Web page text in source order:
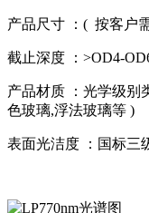
产品尺寸 ：( 按客户
截止深度 ：>OD4-
产品材质 ：光学级别
色玻璃,浮法玻璃等 )
表面光洁度 ：国标三